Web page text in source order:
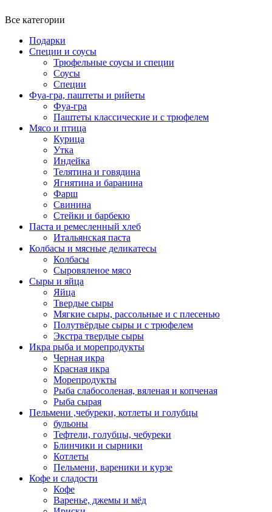
Все категории
Подарки
Специи и соусы
Трюфельные соусы и специи
Соусы
Специи
Фуа-гра, паштеты и рийеты
Фуа-гра
Паштеты классические и с трюфелем
Мясо и птица
Курица
Утка
Индейка
Телятина и говядина
Ягнятина и баранина
Фарш
Свинина
Стейки и барбекю
Паста и ремесленный хлеб
Итальянская паста
Колбасы и мясные деликатесы
Колбасы
Сыровяленое мясо
Сыры и яйца
Яйца
Твердые сыры
Мягкие сыры, рассольные и с плесенью
Полутвёрдые сыры и с трюфелем
Экстра твердые сыры
Икра рыба и морепродукты
Черная икра
Красная икра
Морепродукты
Рыба слабосоленая, вяленая и копченая
Рыба сырая
Пельмени ,чебуреки, котлеты и голубцы
бульоны
Тефтели, голубцы, чебуреки
Блинчики и сырники
Котлеты
Пельмени, вареники и курзе
Кофе и сладости
Кофе
Варенье, джемы и мёд